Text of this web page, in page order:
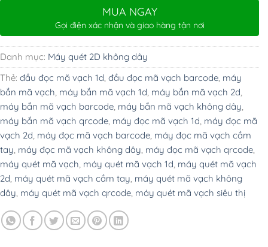
MUA NGAY
Gọi điện xác nhận và giao hàng tận nơi
Danh mục: Máy quét 2D không dây
Thẻ: đầu đọc mã vạch 1d đầu đọc mã vạch barcode máy
bắn mã vạch máy bắn mã vạch 1d máy bắn mã vạch 2d
máy bắn mã vạch barcode máy bắn mã vạch không dây
máy bắn mã vạch qrcode máy đọc mã vạch 1d máy đọc mã
vạch 2d máy đọc mã vạch barcode máy đọc mã vạch cầm
tay máy đọc mã vạch không dây máy đọc mã vạch qrcode
máy quét mã vạch máy quét mã vạch 1d máy quét mã vạch
2d máy quét mã vạch cầm tay máy quét mã vạch không
dây máy quét mã vạch qrcode máy quét mã vạch siêu thị